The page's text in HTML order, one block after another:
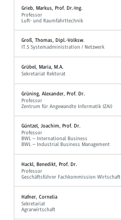
Grieb, Markus, Prof. Dr.-Ing.
Professor
Luft- und Raumfahrttechnik
Groß, Thomas, Dipl.-Volksw.
IT.S Systemadministration / Netzwerk
Grübel, Maria, M.A.
Sekretariat Rektorat
Grüning, Alexander, Prof. Dr.
Professor
Zentrum für Angewandte Informatik (ZAI)
Güntzel, Joachim, Prof. Dr.
Professor
BWL – International Business
BWL – Industrial Business Management
Hackl, Benedikt, Prof. Dr.
Professor
Geschäftsführer Fachkommission Wirtschaft
Hafner, Cornelia
Sekretariat
Agrarwirtschaft